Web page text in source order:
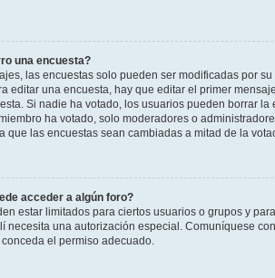
una encuesta?
las encuestas solo pueden ser modificadas por
editar una encuesta, hay que editar el primer
Si nadie ha votado, los usuarios pueden borrar
ha votado, solo moderadores o
que las encuestas sean cambiadas a mitad de la
acceder a algún foro?
estar limitados para ciertos usuarios o grupos y
necesita una autorización especial. Comuníquese
el permiso adecuado.